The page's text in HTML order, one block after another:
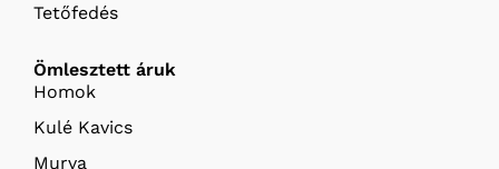
Tetőfedés
Ömlesztett áruk
Homok
Kulé Kavics
Murva